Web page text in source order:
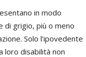
in modo
di grigio, più o meno
Solo l’ipovedente
loro disabilità non